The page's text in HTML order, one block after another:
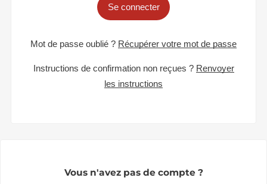
Se connecter
Mot de passe oublié ? Récupérer votre mot de passe
Instructions de confirmation non reçues ? Renvoyer
les instructions
Vous n'avez pas de compte ?